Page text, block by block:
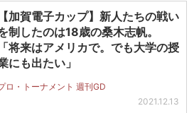
【加賀電子カップ】新人たちの戦い
制したのは18歳の桑木志帆。
「将来はアメリカで。でも大学の授
にも出たい」
ロ・トーナメント 週刊GD
2021.12.13